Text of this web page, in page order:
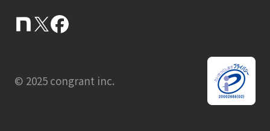
© 2025 congrant inc.